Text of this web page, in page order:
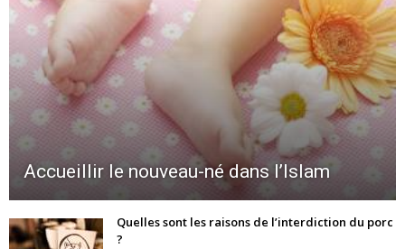
Accueillir le nouveau-né dans l’Islam
Quelles sont les raisons de l’interdiction du porc
?